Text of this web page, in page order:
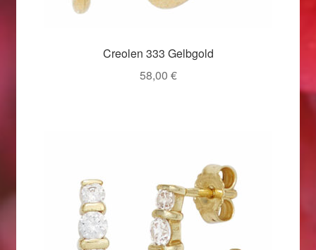
Weihnachtsangebote 2020
Weihnachtsangebote 2021Creolen 333 Gelbgold
58,00 €